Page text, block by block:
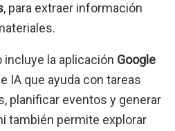
, para extraer información
la aplicación Google
IA que ayuda con tareas
planificar eventos y generar
también permite explorar